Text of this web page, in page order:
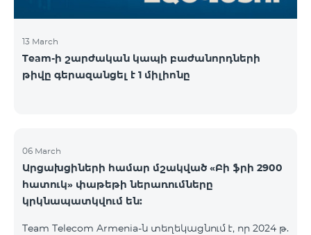
13 March
Team-ի շարժական կապի բաժանորդների
թիվը գերազանցել է 1 միլիոնը
06 March
Արցախցիների համար մշակված «Բի ֆրի 2900
հատուկ» փաթեթի ներառումները
կրկնապատկվում են:
Team Telecom Armenia-ն տեղեկացնում է, որ 2024 թ.